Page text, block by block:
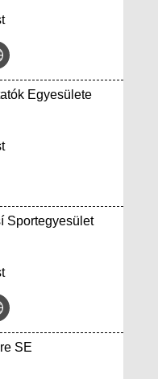
Egyesülete
Sportegyesület
SE